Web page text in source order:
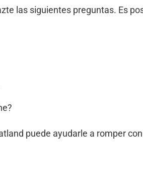
las siguientes preguntas. Es
puede ayudarle a romper